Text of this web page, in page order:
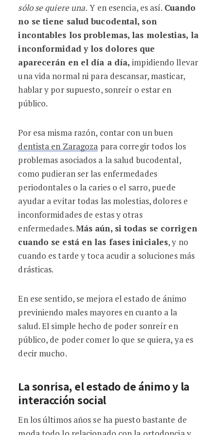
sólo se quiere una. Y en esencia, es así. Cuando
no se tiene salud bucodental, son
incontables los problemas, las molestias, la
inconformidad y los dolores que
aparecerán en el día a día, impidiendo llevar
una vida normal ni para descansar, masticar,
hablar y por supuesto, sonreír o estar en
público.
Por esa misma razón, contar con un buen
dentista en Zaragoza para corregir todos los
problemas asociados a la salud bucodental,
como pudieran ser las enfermedades
periodontales o la caries o el sarro, puede
ayudar a evitar todas las molestias, dolores e
inconformidades de estas y otras
enfermedades.Más aún, si todas se corrigen
cuando se está en las fases iniciales, y no
cuando es tarde y toca acudir a soluciones más
drásticas.
En ese sentido, se mejora el estado de ánimo
previniendo males mayores en cuanto a la
salud. El simple hecho de poder sonreír en
público, de poder comer lo que se quiera, ya es
decir mucho.
La sonrisa, el estado de ánimo y la
interacción social
En los últimos años se ha puesto bastante de